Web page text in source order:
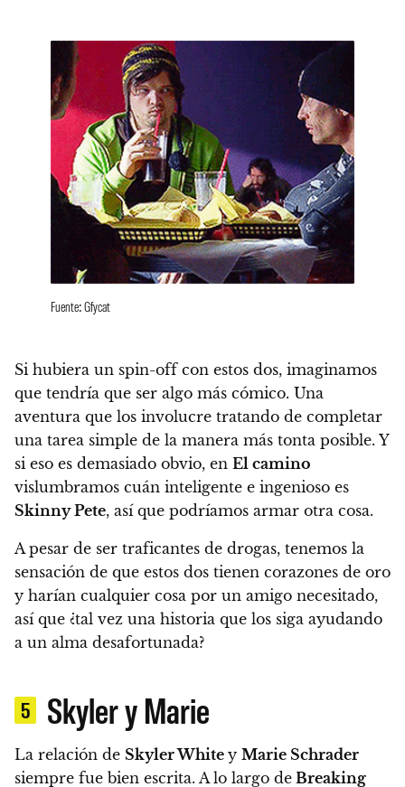
Fuente: Gfycat
Si hubiera un spin-off con estos dos, imaginamos
que tendría que ser algo más cómico. Una
aventura que los involucre tratando de completar
una tarea simple de la manera más tonta posible. Y
si eso es demasiado obvio, en El camino
vislumbramos cuán inteligente e ingenioso es
Skinny Pete, así que podríamos armar otra cosa.
A pesar de ser traficantes de drogas, tenemos la
sensación de que estos dos tienen corazones de oro
y harían cualquier cosa por un amigo necesitado,
así que ¿tal vez una historia que los siga ayudando
a un alma desafortunada?
5 Skyler y Marie
La relación de Skyler White y Marie Schrader
siempre fue bien escrita. A lo largo de Breaking